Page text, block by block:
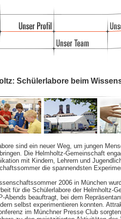
Schülerlabore beim
sind ein neuer Weg, um jungen
Die Helmholtz-Gemeinschaft
mit Kindern, Lehrern und
die spannendsten
2006 in München
für die Schülerlabore der Helmholtz-
Abends beauftragt, bei dem
selbst experimentieren konnten.
im Münchner Presse Club